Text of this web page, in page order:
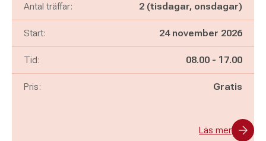
Antal träffar: 2 (tisdagar, onsdagar)
Start: 24 november 2026
Tid: Pågår mellan
08.00 - och
17.00
Pris: Gratis
Läs mer